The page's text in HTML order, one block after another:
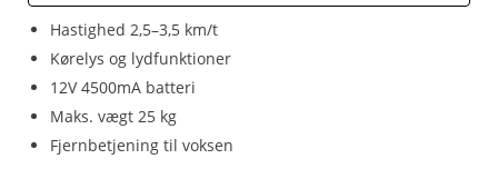
Hastighed 2,5–3,5 km/t
Kørelys og lydfunktioner
12V 4500mA batteri
Maks. vægt 25 kg
Fjernbetjening til voksen